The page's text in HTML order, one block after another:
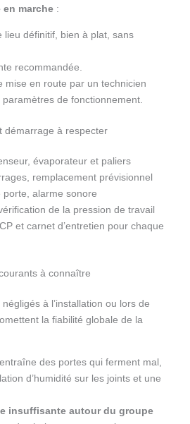
en marche:
lieu définitif, bien à plat, sans
recommandée.
mise en route par un technicien
de fonctionnement.
démarrage à respecter
évaporateur et paliers
remplacement prévisionnel
porte, alarme sonore
de la pression de travail
et carnet d’entretien pour chaque
à connaître
à l’installation ou lors de
la fiabilité globale de la
des portes qui ferment mal,
d’humidité sur les joints et une
insuffisante autour du groupe